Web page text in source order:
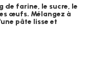
de farine, le sucre, le
œufs. Mélangez à
pâte lisse et